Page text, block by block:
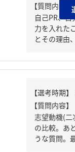
【質問内容
自己PR、
力を入れた
とその理由
【質問内容】
志望動機(二
の比較。あ
うな質問。